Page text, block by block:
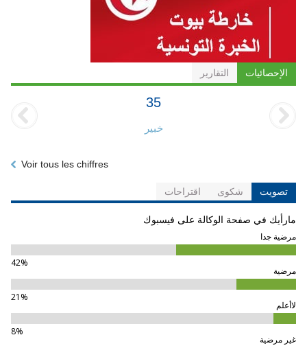
الإحصائيات التقارير
35
خبير
Voir tous les chiffres
تصويت شكوى اقتراحات
مارأيك في صفحة الوكالة على فيسبوك
مرضية جدا
42%
مرضية
21%
لاأعلم
8%
غير مرضية